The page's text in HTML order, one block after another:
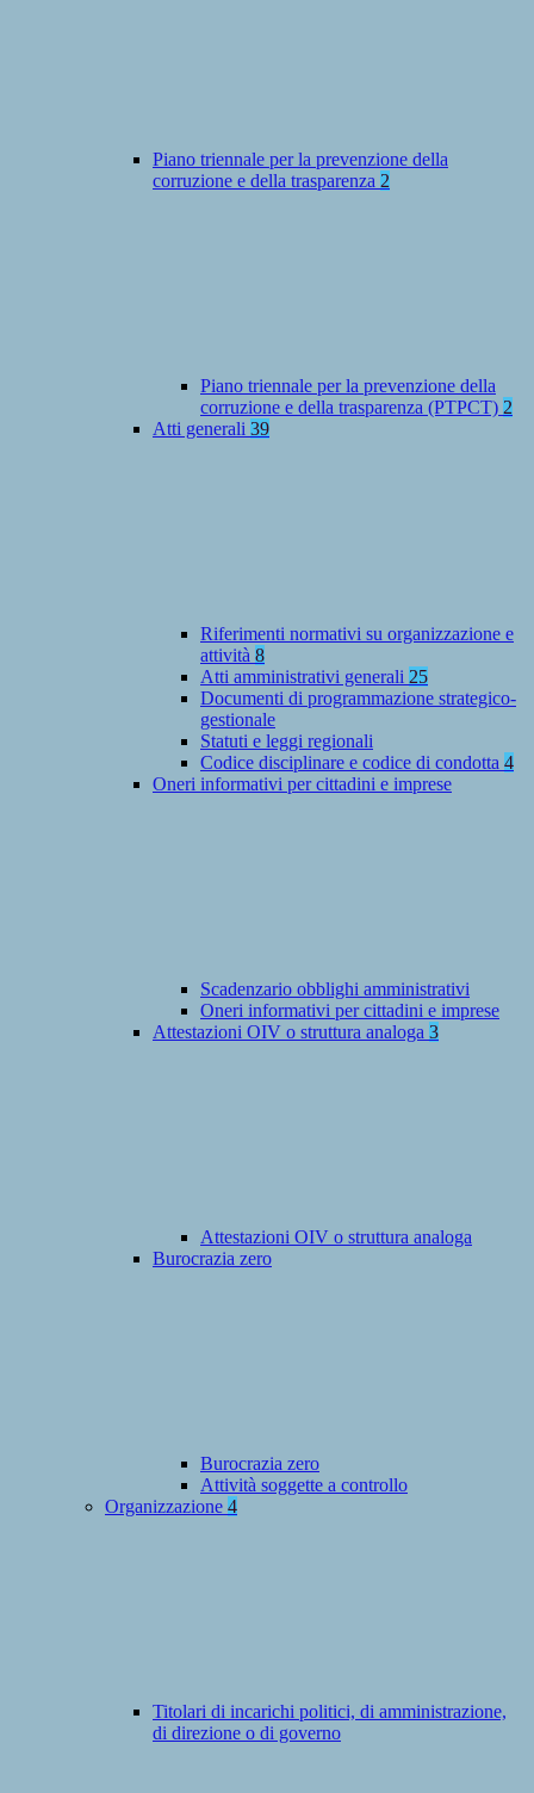
Piano triennale per la prevenzione della
corruzione e della trasparenza 2
Piano triennale per la prevenzione della
corruzione e della trasparenza (PTPCT) 2
Atti generali 39
Riferimenti normativi su organizzazione e
attività 8
Atti amministrativi generali 25
Documenti di programmazione strategico-
gestionale
Statuti e leggi regionali
Codice disciplinare e codice di condotta 4
Oneri informativi per cittadini e imprese
Scadenzario obblighi amministrativi
Oneri informativi per cittadini e imprese
Attestazioni OIV o struttura analoga 3
Attestazioni OIV o struttura analoga
Burocrazia zero
Burocrazia zero
Attività soggette a controllo
Organizzazione 4
Titolari di incarichi politici, di amministrazione,
di direzione o di governo